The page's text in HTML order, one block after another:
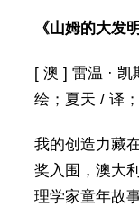
《山姆的大发明
[ 澳 ] 雷温 ·
绘；夏天 / 译
我的创造力藏
奖入围，澳大
理学家童年故